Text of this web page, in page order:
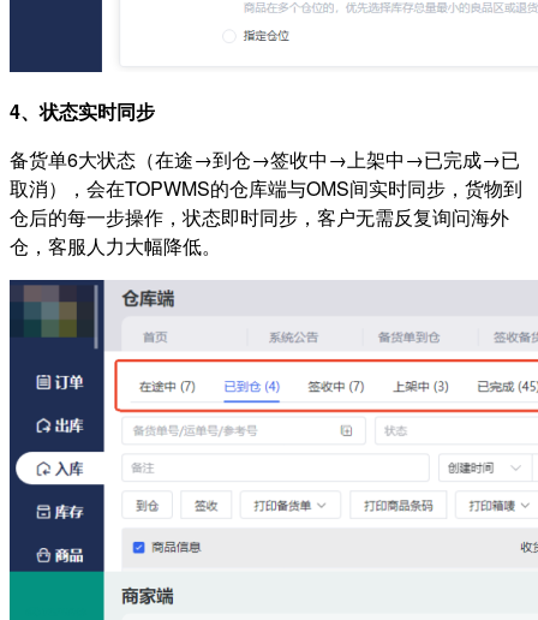
4、状态实时同步
备货单6大状态（在途→到仓→签收中→上架中→已完成→已
取消），会在TOPWMS的仓库端与OMS间实时同步，货物到
仓后的每一步操作，状态即时同步，客户无需反复询问海外
仓，客服人力大幅降低。